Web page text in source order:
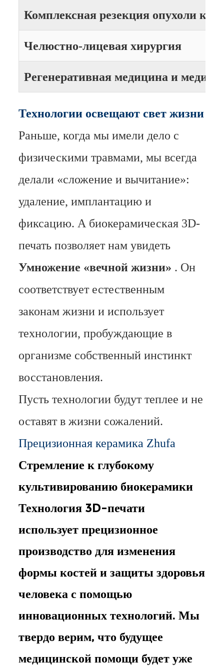
Комплексная резекция опухоли
Челюстно-лицевая хирургия
Регенеративная медицина и
Технологии освещают свет жизни
Раньше, когда мы имели дело с
физическими травмами, мы всегда
делали «сложение и вычитание»:
удаление, имплантацию и
фиксацию. А биокерамическая 3D-
печать позволяет нам увидеть
Умножение «вечной жизни» . Он
соответствует естественным
законам жизни и использует
технологии, пробуждающие в
организме собственный инстинкт
восстановления.
Пусть технологии будут теплее и не
оставят в жизни сожалений.
Прецизионная керамика Zhufa
Стремление к глубокому
культивированию биокерамики
Технология 3D-печати
использует прецизионное
производство для изменения
формы костей и защиты здоровья
человека с помощью
инновационных технологий. Мы
твердо верим, что будущее
медицинской помощи будет уже